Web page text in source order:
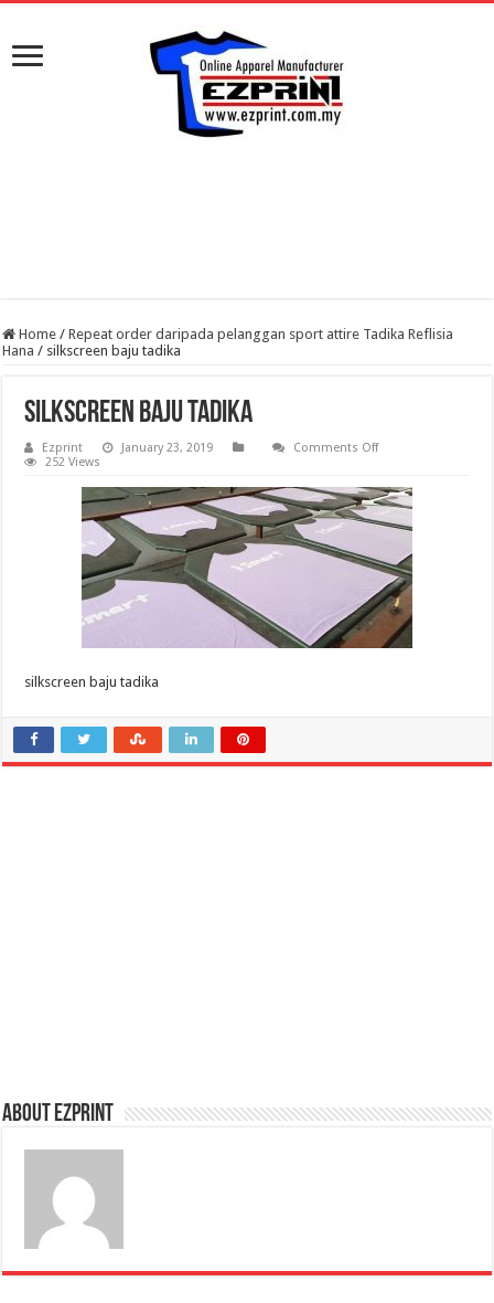
Home / Repeat order daripada pelanggan sport attire Tadika Reflisia
Hana / silkscreen baju tadika
silkscreen baju tadika
Ezprint January 23, 2019 Comments Offon
tadika
252 Views
silkscreen baju tadika
About Ezprint